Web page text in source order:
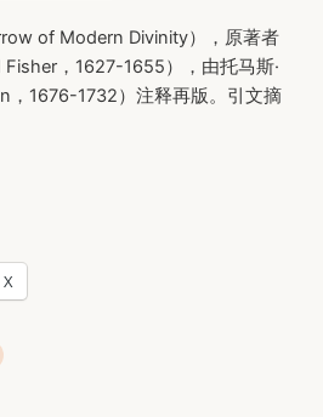
of Modern Divinity），原著者
，1627-1655），由托马斯·
，1676-1732）注释再版。引文摘
X